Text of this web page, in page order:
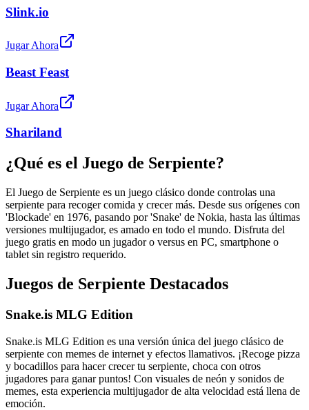
Slink.io
Jugar Ahora
Beast Feast
Jugar Ahora
Shariland
¿Qué es el Juego de Serpiente?
El Juego de Serpiente es un juego clásico donde controlas una
serpiente para recoger comida y crecer más. Desde sus orígenes con
'Blockade' en 1976, pasando por 'Snake' de Nokia, hasta las últimas
versiones multijugador, es amado en todo el mundo. Disfruta del
juego gratis en modo un jugador o versus en PC, smartphone o
tablet sin registro requerido.
Juegos de Serpiente Destacados
Snake.is MLG Edition
Snake.is MLG Edition es una versión única del juego clásico de
serpiente con memes de internet y efectos llamativos. ¡Recoge pizza
y bocadillos para hacer crecer tu serpiente, choca con otros
jugadores para ganar puntos! Con visuales de neón y sonidos de
memes, esta experiencia multijugador de alta velocidad está llena de
emoción.